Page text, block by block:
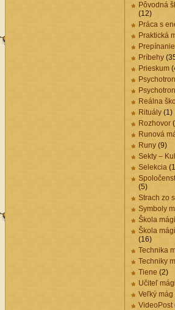
Pôvodná
(12)
Práca s
Praktická
Prepínanie
Príbehy
Prieskum
Reálna
Rituály (1)
Rozhovor
Runová
Runy (9)
Sekty –
Selekcia
(5)
Strach zo
Symboly
Škola
Škola
(16)
Technika
Techniky
Tiene (2)
Učiteľ
Veľký mág
VideoPost